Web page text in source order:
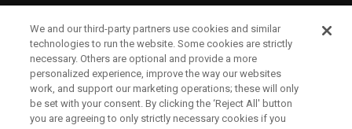
A PROPOS
MENTIONS LÉGALES
We and our third-party partners use cookies and similar
technologies to run the website. Some cookies are strictly
necessary. Others are optional and provide a more
personalized experience, improve the way our websites
work, and support our marketing operations; these will only
be set with your consent. By clicking the ‘Reject All' button
you are agreeing to only strictly necessary cookies if you